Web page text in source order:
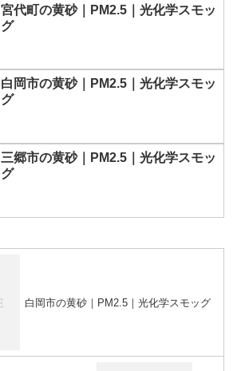
宮代町の黄砂｜PM2.5｜光化学スモッ
グ
白岡市の黄砂｜PM2.5｜光化学スモッ
グ
三郷市の黄砂｜PM2.5｜光化学スモッ
グ
白岡市の黄砂｜PM2.5｜光化学スモッグ